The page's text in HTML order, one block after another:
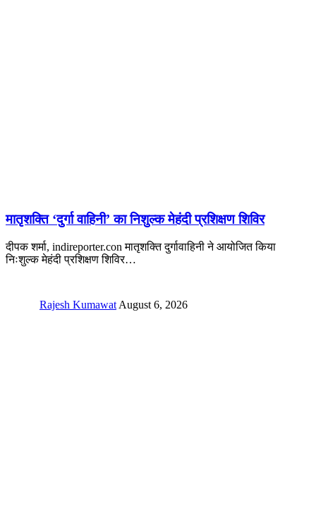
मातृशक्ति ‘दुर्गा वाहिनी’ का निशुल्क मेहंदी प्रशिक्षण शिविर
दीपक शर्मा, indireporter.con मातृशक्ति दुर्गावाहिनी ने आयोजित किया
निःशुल्क मेहंदी प्रशिक्षण शिविर…
Rajesh Kumawat August 6, 2026